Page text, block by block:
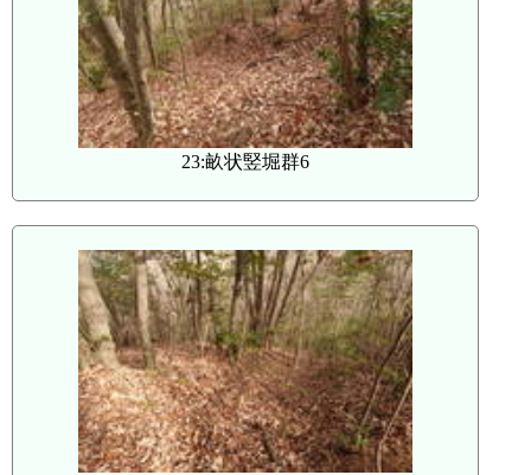
23:畝状竪堀群6